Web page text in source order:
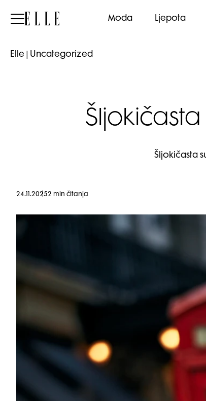
Elle Moda Ljepota
Elle Uncategorized
Šljokičasta
24.11.20252 min čitanja